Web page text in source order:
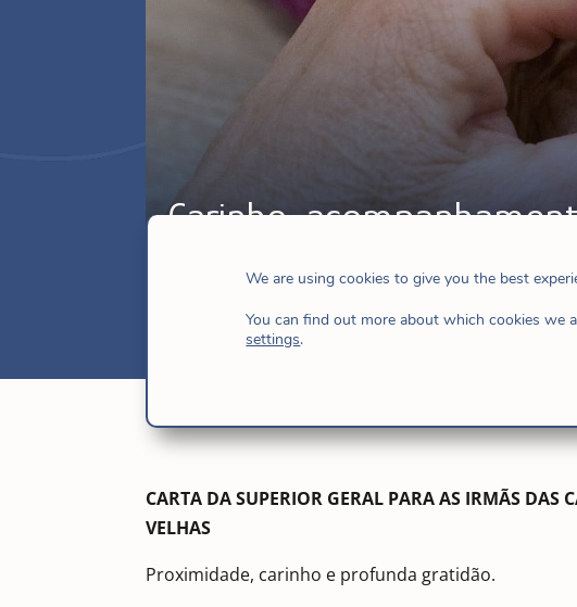
Carinho,
CARTA DA SUPERIOR GERAL PARA AS IRMÃS DAS
VELHAS
Proximidade, carinho e profunda gratidão.
We are using cookies to give you the best
You can find out more about which cookies we
settings.